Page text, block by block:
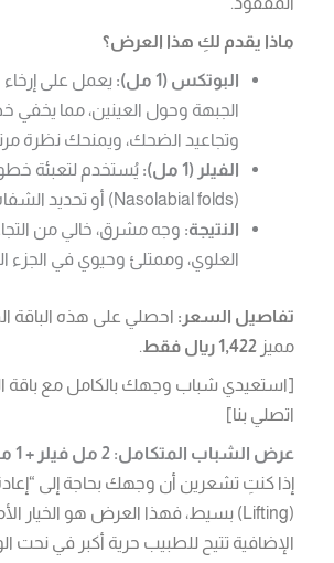
ماذا يقدم لكِ هذا العرض؟
البوتكس (1 مل):
يعمل على
الجبهة وحول العينين، مما
وتجاعيد الضحك، ويمنحك نظرة
الفيلر (1 مل):
يُستخدم لتعبئة
(Nasolabial folds) أو تحديد الشفاه وتوريدها.
النتيجة: وجه مشرق، خالي من
العلوي، وممتلئ وحيوي في الجزء
تفاصيل السعر: احصلي على هذه الباقة
مميز1,422 ريال فقط
.
[استعيدي شباب وجهك بالكامل مع باقة
اتصلي بنا]
عرض الشباب المتكامل: 2 مل فيلر + 1 مل بوتكس
إذا كنتِ تشعرين أن وجهك بحاجة إلى
(Lifting) بسيط، فهذا العرض هو الخيار الأمثل. كمية
الإضافية تتيح للطبيب حرية أكبر في نحت